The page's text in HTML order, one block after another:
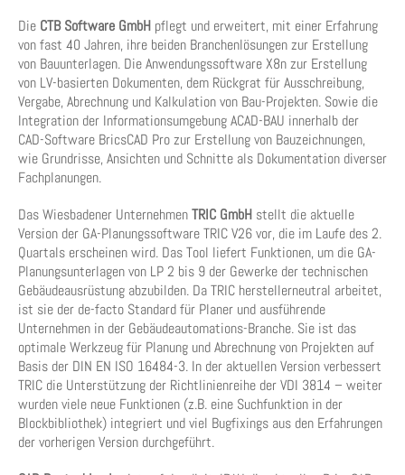
Die CTB Software GmbH pflegt und erweitert, mit einer Erfahrung
von fast 40 Jahren, ihre beiden Branchenlösungen zur Erstellung
von Bauunterlagen. Die Anwendungssoftware X8n zur Erstellung
von LV-basierten Dokumenten, dem Rückgrat für Ausschreibung,
Vergabe, Abrechnung und Kalkulation von Bau-Projekten. Sowie die
Integration der Informationsumgebung ACAD-BAU innerhalb der
CAD-Software BricsCAD Pro zur Erstellung von Bauzeichnungen,
wie Grundrisse, Ansichten und Schnitte als Dokumentation diverser
Fachplanungen.
Das Wiesbadener UnternehmenTRIC GmbH stellt die aktuelle
Version der GA-Planungssoftware TRIC V26 vor, die im Laufe des 2.
Quartals erscheinen wird. Das Tool liefert Funktionen, um die GA-
Planungsunterlagen von LP 2 bis 9 der Gewerke der technischen
Gebäudeausrüstung abzubilden. Da TRIC herstellerneutral arbeitet,
ist sie der de-facto Standard für Planer und ausführende
Unternehmen in der Gebäudeautomations-Branche. Sie ist das
optimale Werkzeug für Planung und Abrechnung von Projekten auf
Basis der DIN EN ISO 16484-3. In der aktuellen Version verbessert
TRIC die Unterstützung der Richtlinienreihe der VDI 3814 – weiter
wurden viele neue Funktionen (z.B. eine Suchfunktion in der
Blockbibliothek) integriert und viel Bugfixings aus den Erfahrungen
der vorherigen Version durchgeführt.